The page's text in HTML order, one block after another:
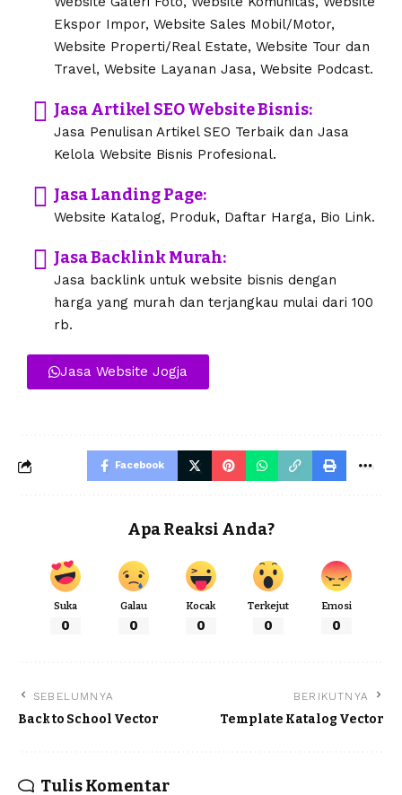
Ekspor Impor, Website Sales Mobil/Motor,
Website Properti/Real Estate, Website Tour dan
Travel, Website Layanan Jasa, Website Podcast.
Jasa Artikel SEO Website Bisnis:
Jasa Penulisan Artikel SEO Terbaik dan Jasa
Kelola Website Bisnis Profesional.
Jasa Landing Page:
Website Katalog, Produk, Daftar Harga, Bio Link.
Jasa Backlink Murah:
Jasa backlink untuk website bisnis dengan
harga yang murah dan terjangkau mulai dari 100
rb.
Jasa Website Jogja
Facebook
Apa Reaksi Anda?
Suka
0
Galau
0
Kocak
0
Terkejut
0
Emosi
0
SEBELUMNYA
Back to School Vector
BERIKUTNYA
Template Katalog Vector
Tulis Komentar